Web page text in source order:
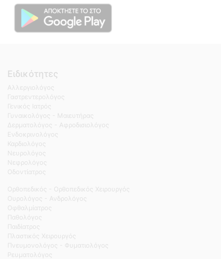
Ειδικότητες
Αλλεργιολόγος
Γαστρεντερολόγος
Γενικός Ιατρός
Γυναικολόγος - Μαιευτήρας
Δερματολόγος - Αφροδισιολόγος
Ενδοκρινολόγος
Καρδιολόγος
Νευρολόγος
Νεφρολόγος
Οδοντίατρος
Ορθοπεδικός - Ορθοπεδικός Χειρουργός
Ουρολόγος - Ανδρολόγος
Οφθαλμίατρος
Παθολόγος
Παιδίατρος
Πλαστικός Χειρουργός
Πνευμονολόγος - Φυματιολόγος
Ρευματολόγος